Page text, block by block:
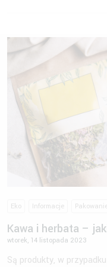
Eko Informacje
Kawa i herbata –
wtorek, 14 listopada 2023
Są produkty, w